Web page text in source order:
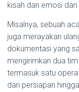
kisah dan emosi dari
Misalnya, sebuah
juga merayakan
dokumentasi yang
mengirimkan dua
termasuk satu
dari persiapan